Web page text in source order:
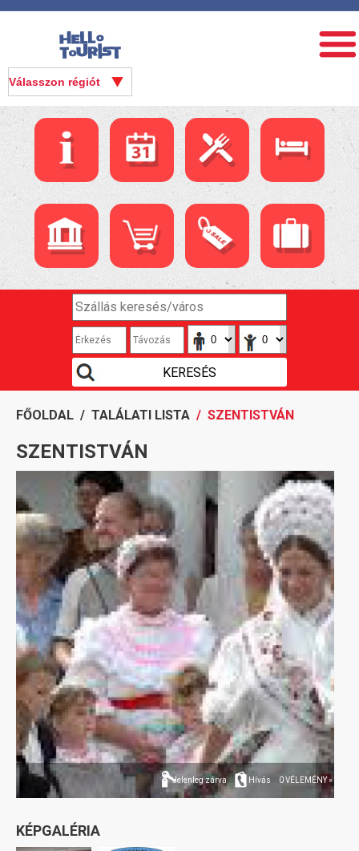
FŐOLDAL / TALÁLATI LISTA / SZENTISTVÁN
SZENTISTVÁN
Jelenleg zárva Hívás 0 VÉLEMÉNY »
KÉPGALÉRIA